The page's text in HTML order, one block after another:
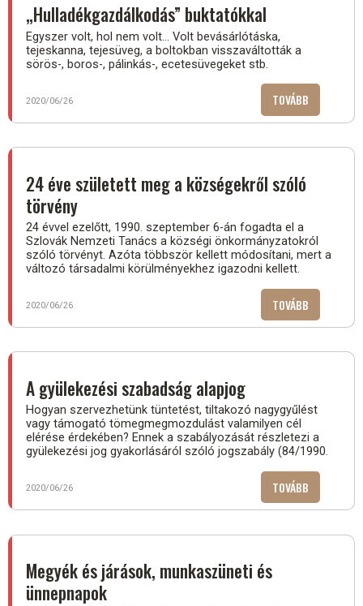
„Hulladékgazdálkodás” buktatókkal
Egyszer volt, hol nem volt… Volt bevásárlótáska,
tejeskanna, tejesüveg, a boltokban visszaváltották a
sörös-, boros-, pálinkás-, ecetesüvegeket stb.
2020/06/26 TOVÁBB
24 éve született meg a községekről szóló
törvény
24 évvel ezelőtt, 1990. szeptember 6-án fogadta el a
Szlovák Nemzeti Tanács a községi önkormányzatokról
szóló törvényt. Azóta többször kellett módosítani, mert a
változó társadalmi körülményekhez igazodni kellett.
2020/06/26 TOVÁBB
ÉVE
MEG
SZÓLÓ
TÖRVÉNY)
A gyülekezési szabadság alapjog
Hogyan szervezhetünk tüntetést, tiltakozó nagygyűlést
vagy támogató tömegmegmozdulást valamilyen cél
elérése érdekében? Ennek a szabályozását részletezi a
gyülekezési jog gyakorlásáról szóló jogszabály (84/1990.
2020/06/26 TOVÁBB
ALAPJOG)
Megyék és járások, munkaszüneti és
ünnepnapok